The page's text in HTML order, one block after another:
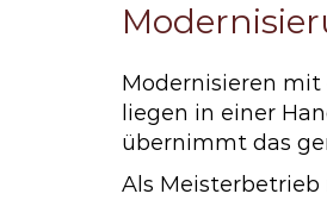
Modernisieren mit
liegen in einer
übernimmt das
Als